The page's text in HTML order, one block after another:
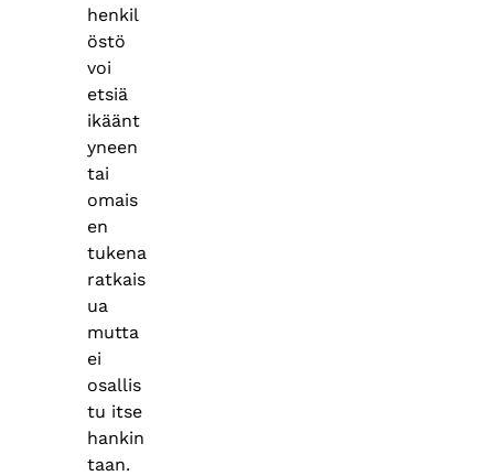
henkil
östö
voi
etsiä
ikäänt
yneen
tai
omais
en
tukena
ratkais
ua
mutta
ei
osallis
tu itse
hankin
taan.